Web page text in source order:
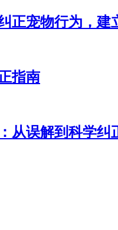
正宠物行为，建
指南
从误解到科学纠